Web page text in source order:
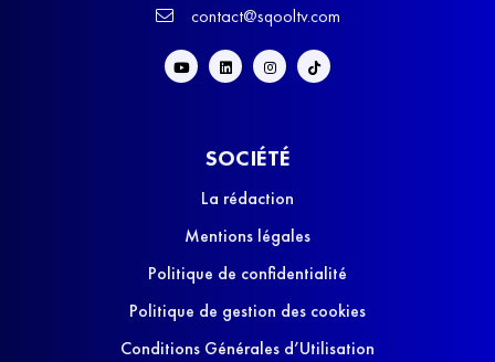
contact@sqooltv.com
SOCIÉTÉ
La rédaction
Mentions légales
Politique de confidentialité
Politique de gestion des cookies
Conditions Générales d’Utilisation